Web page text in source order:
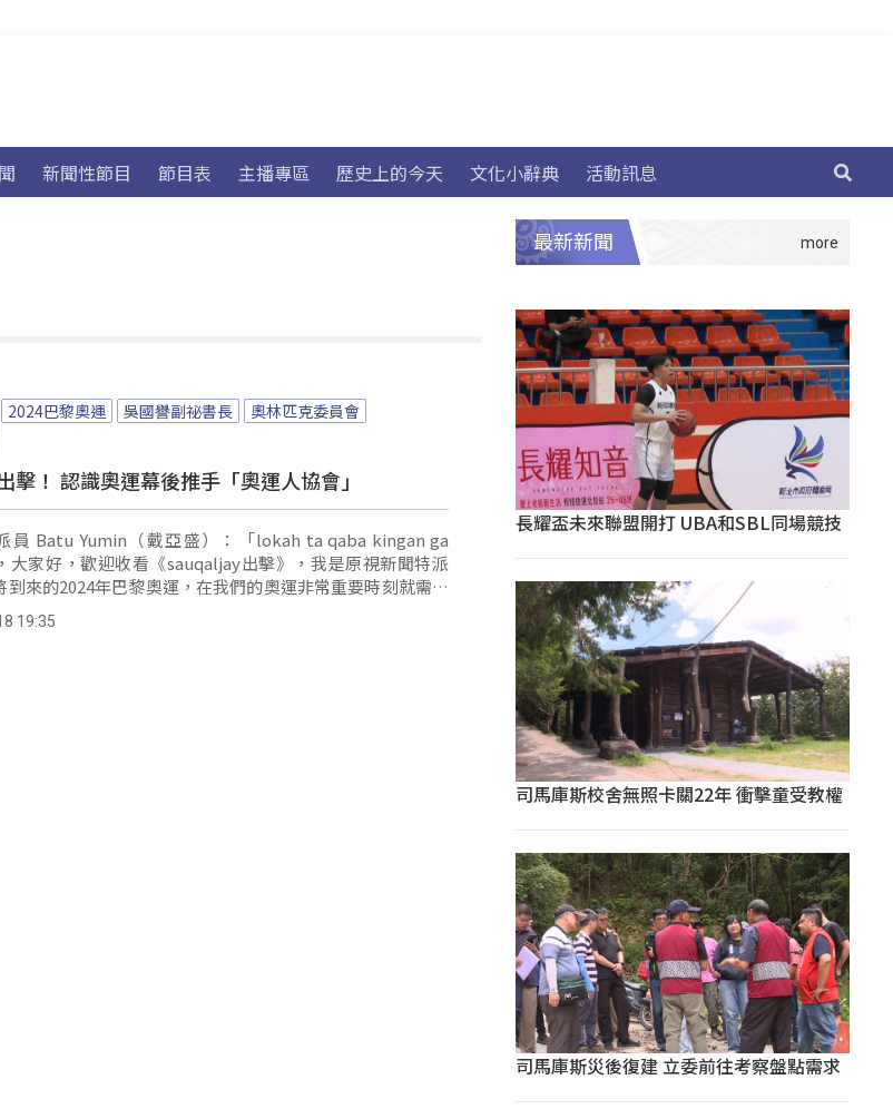
新聞性節目 節目表 主播專區 歷史上的今天 文化小辭典 活動訊息
2024巴黎奧運 吳國譽副祕書長
奧林匹克委員會
！ 認識奧運幕後推手「奧運人協會」
員 Batu Yumin（戴亞盛）：「lokah ta qaba kingan ga
大家好，歡迎收看《sauqaljay出擊》，我是原視新聞特派
到來的2024年巴黎奧運，在我們的奧運非常重要時刻就需要
我們今天邀請中華民國奧運人協會的副祕書長，吳國譽
19:35
最新新聞
長耀盃未來聯盟開打 UBA和SBL同場競技
司馬庫斯校舍無照卡關22年 衝擊童受教權
司馬庫斯災後復建 立委前往考察盤點需求